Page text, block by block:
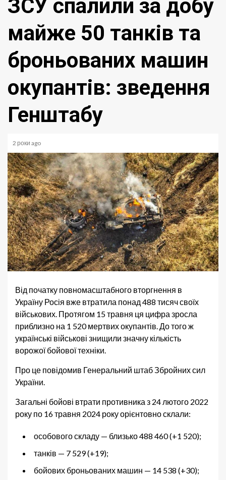
ЗСУ спалили за добу
майже 50 танків та
броньованих машин
окупантів: зведення
Генштабу
2 роки ago
Від початку повномасштабного вторгнення в
Україну Росія вже втратила понад 488 тисяч своїх
військових. Протягом 15 травня ця цифра зросла
приблизно на 1 520 мертвих окупантів. До того ж
українські військові знищили значну кількість
ворожої бойової техніки.
Про це повідомив Генеральний штаб Збройних сил
України.
Загальні бойові втрати противника з 24 лютого 2022
року по 16 травня 2024 року орієнтовно склали:
особового складу — близько 488 460 (+1 520);
танків — 7 529 (+19);
бойових броньованих машин — 14 538 (+30);